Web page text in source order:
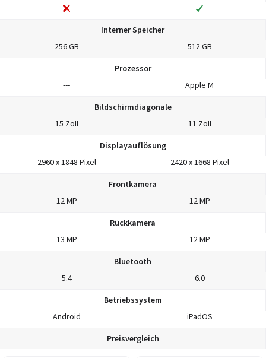
Interner Speicher
256 GB
512 GB
Prozessor
---
Apple M
Bildschirmdiagonale
15 Zoll
11 Zoll
Displayauflösung
2960 x 1848 Pixel
2420 x 1668 Pixel
Frontkamera
12 MP
12 MP
Rückkamera
13 MP
12 MP
Bluetooth
5.4
6.0
Betriebssystem
Android
iPadOS
Preisvergleich